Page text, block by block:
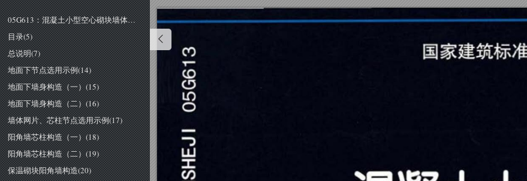
05G613：混凝土小型空心砌块墙体结构构造(1)
目录(5)
总说明(7)
地面下节点选用示例(14)
地面下墙身构造（一）(15)
地面下墙身构造（二）(16)
墙体网片、芯柱节点选用示例(17)
阳角墙芯柱构造（一）(18)
阳角墙芯柱构造（二）(19)
保温砌块阳角墙构造(20)